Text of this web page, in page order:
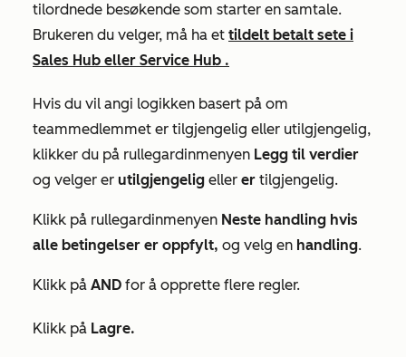
tilordnede besøkende som starter en samtale.
Brukeren du velger, må ha et tildelt betalt sete i
Sales Hub eller Service Hub .
Hvis du vil angi logikken basert på om
teammedlemmet er tilgjengelig eller utilgjengelig,
klikker du på rullegardinmenyen Legg til verdier
og velger er utilgjengelig eller er tilgjengelig.
Klikk på rullegardinmenyen Neste handling hvis
alle betingelser er oppfylt, og velg en handling.
Klikk på AND for å opprette flere regler.
Klikk på Lagre.